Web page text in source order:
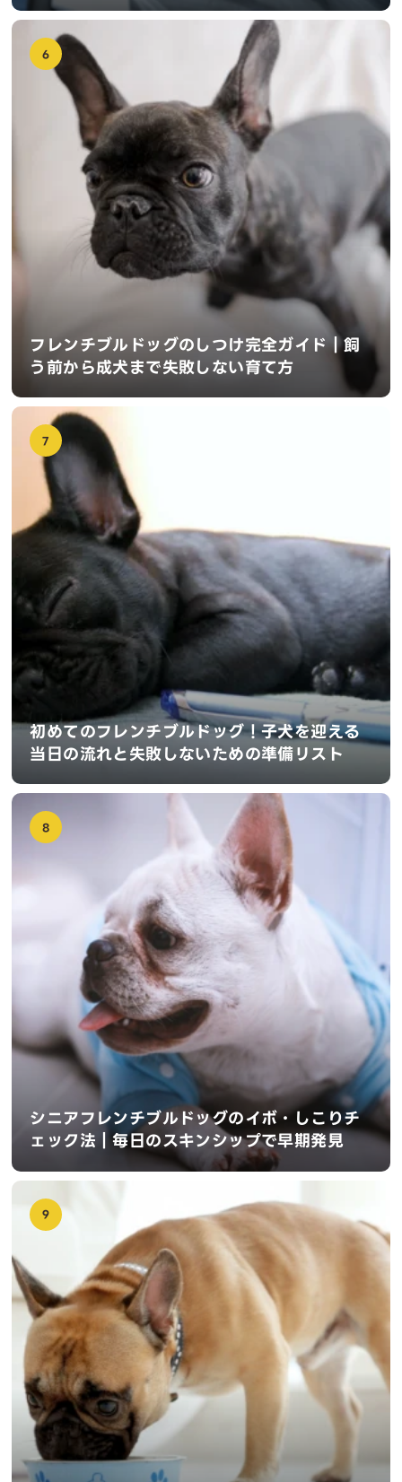
6
フレンチブルドッグのしつけ完全ガイド｜飼
う前から成犬まで失敗しない育て方
7
初めてのフレンチブルドッグ！子犬を迎える
当日の流れと失敗しないための準備リスト
8
シニアフレンチブルドッグのイボ・しこりチ
ェック法｜毎日のスキンシップで早期発見
9